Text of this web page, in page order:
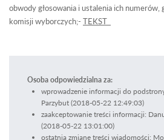
obwody głosowania i ustalenia ich
komisji wyborczych;- TEKST
Osoba odpowiedzialna za:
wprowadzenie informacji do
Parzybut (2018-05-22 12:49:03)
zaakceptowanie treści informacji:
(2018-05-22 13:01:00)
ostatnią zmianę treści wiadomości: